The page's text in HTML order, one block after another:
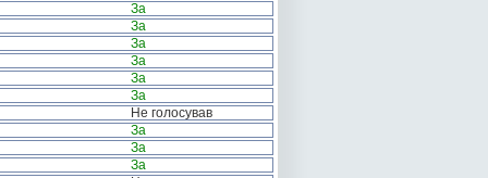
За
За
За
За
За
За
Не голосував
За
За
За